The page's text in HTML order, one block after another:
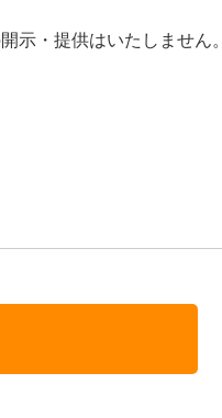
示・提供はいたしません。